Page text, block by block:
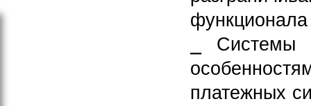
⎯ Системы
платежных